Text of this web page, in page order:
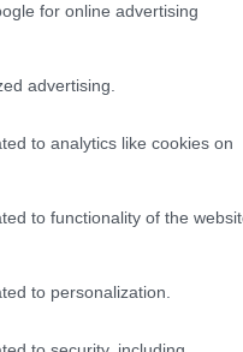
for online advertising
advertising.
to analytics like cookies on
to functionality of the
to personalization.
χρήστες
κατηγορίες:
για τις
καταναλωτές και τις
απόδειξη
μας αποδεδειγμένα
να οδηγούν στο
στον